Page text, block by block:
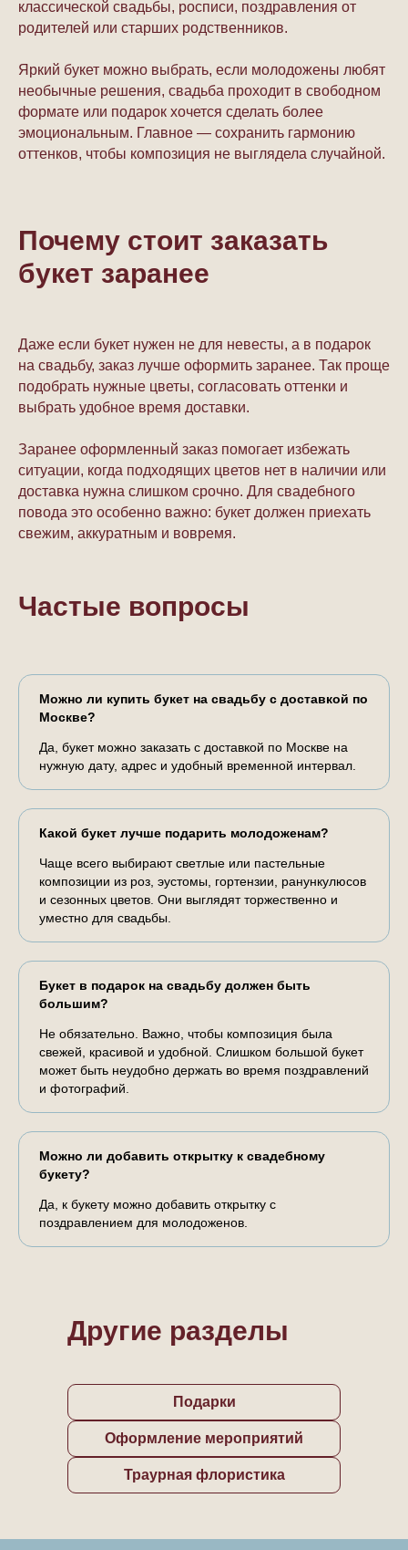
классической свадьбы, росписи, поздравления от
родителей или старших родственников.
Яркий букет можно выбрать, если молодожены любят
необычные решения, свадьба проходит в свободном
формате или подарок хочется сделать более
эмоциональным. Главное — сохранить гармонию
оттенков, чтобы композиция не выглядела случайной.
Почему стоит заказать
букет заранее
Даже если букет нужен не для невесты, а в подарок
на свадьбу, заказ лучше оформить заранее. Так проще
подобрать нужные цветы, согласовать оттенки и
выбрать удобное время доставки.
Заранее оформленный заказ помогает избежать
ситуации, когда подходящих цветов нет в наличии или
доставка нужна слишком срочно. Для свадебного
повода это особенно важно: букет должен приехать
свежим, аккуратным и вовремя.
Частые вопросы
Можно ли купить букет на свадьбу с доставкой по
Москве?
Да, букет можно заказать с доставкой по Москве на
нужную дату, адрес и удобный временной интервал.
Какой букет лучше подарить молодоженам?
Чаще всего выбирают светлые или пастельные
композиции из роз, эустомы, гортензии, ранункулюсов
и сезонных цветов. Они выглядят торжественно и
уместно для свадьбы.
Букет в подарок на свадьбу должен быть
большим?
Не обязательно. Важно, чтобы композиция была
свежей, красивой и удобной. Слишком большой букет
может быть неудобно держать во время поздравлений
и фотографий.
Можно ли добавить открытку к свадебному
букету?
Да, к букету можно добавить открытку с
поздравлением для молодоженов.
Другие разделы
Подарки
Оформление мероприятий
Траурная флористика